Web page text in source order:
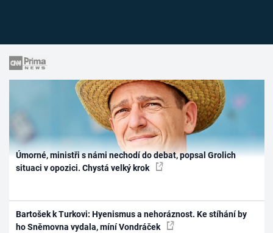
Úmorné, ministři s námi nechodí do debat, popsal Grolich
situaci v opozici. Chystá velký krok
Bartošek k Turkovi: Hyenismus a nehoráznost. Ke stíhání by
ho Sněmovna vydala, míní Vondráček